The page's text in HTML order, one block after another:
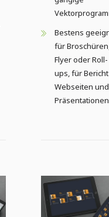
Bestens
für
Flyer oder Roll-
ups, für
Webseiten und
Präsentationen